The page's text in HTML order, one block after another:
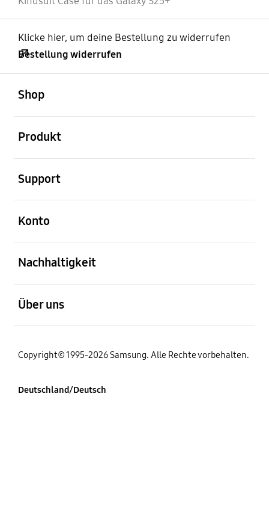
Klicke hier, um deine Bestellung zu widerrufen
Bestellung widerrufen
Shop
Produkt
Support
Konto
Nachhaltigkeit
Über uns
Copyright© 1995-2026 Samsung. Alle Rechte vorbehalten.
Deutschland/Deutsch